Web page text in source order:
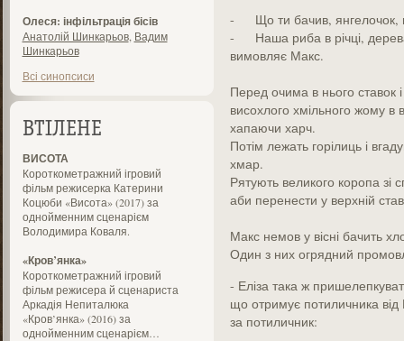
Олеся: інфільтрація бісів
Анатолій Шинкарьов, Вадим
Шинкарьов
Всі синопсиси
ВТІЛЕНЕ
ВИСОТА
Короткометражний ігровий
фільм режисерка Катерини
Коцюби «Висота» (2017) за
однойменним сценарієм
Володимира Коваля.
«Кров’янка»
Короткометражний ігровий
фільм режисера й сценариста
Аркадія Непиталюка
«Кров’янка» (2016) за
однойменним сценарієм…
- Що ти бачив, янгелочок,
- Наша риба в річці,
вимовляє Макс.
Перед очима в нього ставок
висохлого хмільного жому в
хапаючи харч.
Потім лежать горілиць і
хмар.
Рятують великого коропа зі
аби перенести у верхній
Макс немов у вісні бачить
Один з них огрядний
- Еліза така ж
що отримує потиличника від
за потиличник: